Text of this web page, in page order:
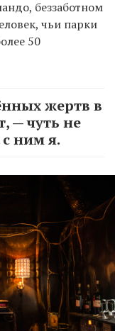
беззаботном
чьи парки
50
жертв в
— чуть не
ним я.